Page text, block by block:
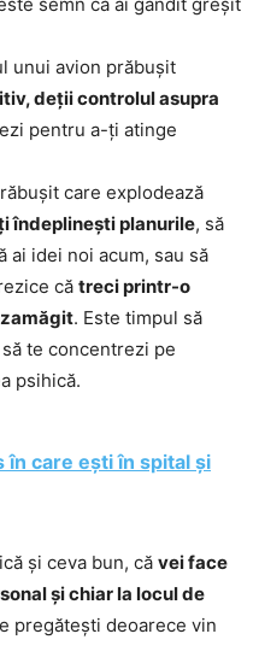
unui avion prăbușit
deții controlul asupra
pentru a-ți atinge
care explodează
îndeplinești planurile, să
ai idei noi acum, sau să
că treci printr-o
. Este timpul să
te concentrezi pe
psihică.
în care ești în spital și
și ceva bun, că vei face
și chiar la locul de
pregătești deoarece vin